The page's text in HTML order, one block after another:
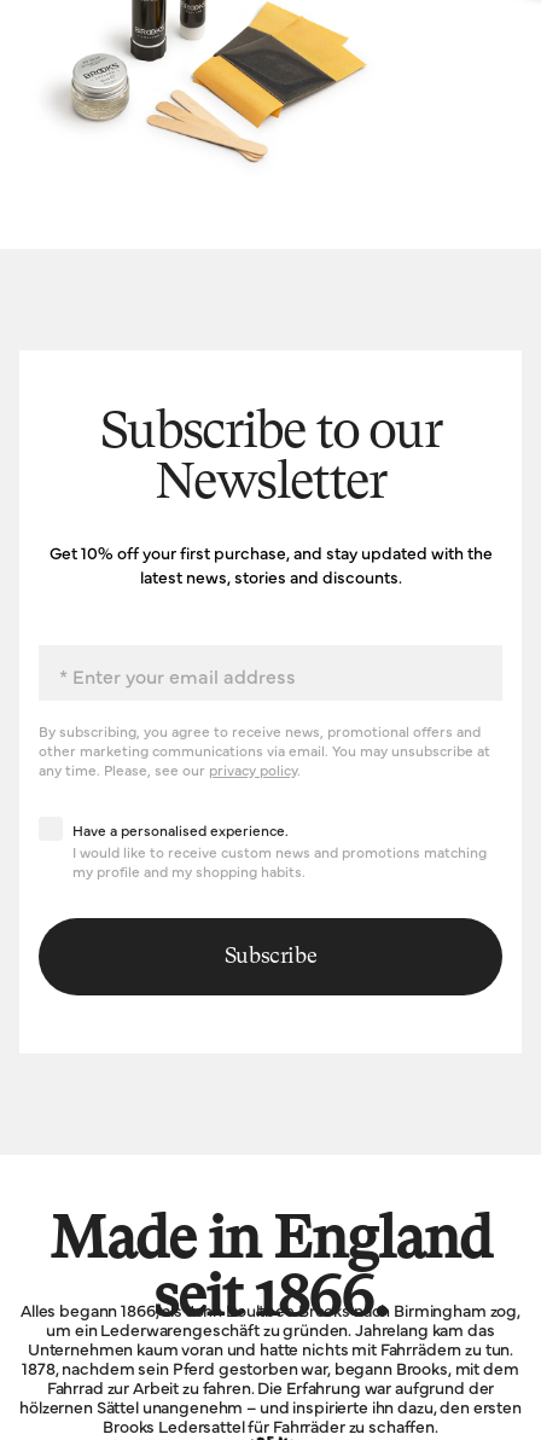
Subscribe to our
Newsletter
Get 10% off your first purchase, and stay updated with the
latest news, stories and discounts.
By subscribing, you agree to receive news, promotional offers and
other marketing communications via email. You may unsubscribe at
any time. Please, see our privacy policy.
Have a personalised experience
Have a personalised experience.
I would like to receive custom news and promotions matching
my profile and my shopping habits.
Subscribe
Made in England
seit 1866.
Alles begann 1866, als John Boultbee Brooks nach Birmingham zog,
um ein Lederwarengeschäft zu gründen. Jahrelang kam das
Unternehmen kaum voran und hatte nichts mit Fahrrädern zu tun.
1878, nachdem sein Pferd gestorben war, begann Brooks, mit dem
Fahrrad zur Arbeit zu fahren. Die Erfahrung war aufgrund der
hölzernen Sättel unangenehm – und inspirierte ihn dazu, den ersten
Brooks Ledersattel für Fahrräder zu schaffen.